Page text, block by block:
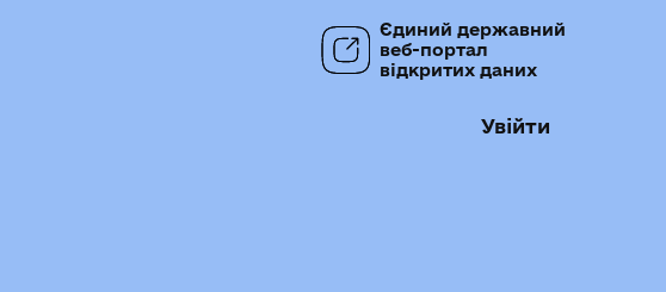
Єдиний державний
веб-портал
відкритих даних
Увійти